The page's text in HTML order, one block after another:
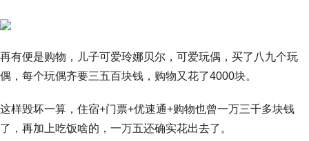
再有便是购物，儿子可爱玲娜贝尔，可爱玩偶，买了八九个玩
偶，每个玩偶齐要三五百块钱，购物又花了4000块。
这样毁坏一算，住宿+门票+优速通+购物也曾一万三千多块钱
了，再加上吃饭啥的，一万五还确实花出去了。